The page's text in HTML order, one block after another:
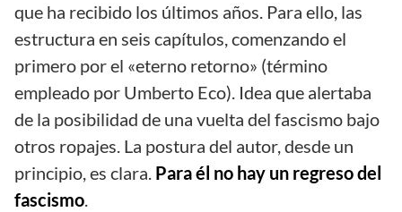
que ha recibido los últimos años. Para ello, las
estructura en seis capítulos, comenzando el
primero por el «eterno retorno» (término
empleado por Umberto Eco). Idea que alertaba
de la posibilidad de una vuelta del fascismo bajo
otros ropajes. La postura del autor, desde un
principio, es clara. Para él no hay un regreso del
fascismo.